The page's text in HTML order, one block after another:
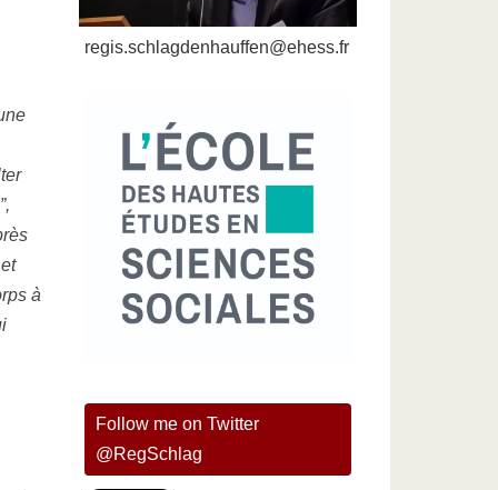
à
regis.schlagdenhauffen@ehess.fr
Follow me on Twitter
@RegSchlag